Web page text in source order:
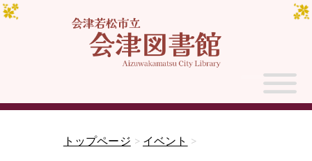
トップページ > イベント >